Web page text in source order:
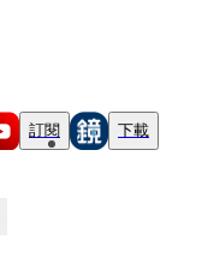
訂閱 下載